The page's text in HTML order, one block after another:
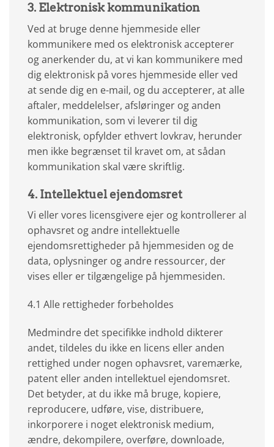
3. Elektronisk kommunikation
Ved at bruge denne hjemmeside eller
kommunikere med os elektronisk accepterer
og anerkender du, at vi kan kommunikere med
dig elektronisk på vores hjemmeside eller ved
at sende dig en e-mail, og du accepterer, at alle
aftaler, meddelelser, afsløringer og anden
kommunikation, som vi leverer til dig
elektronisk, opfylder ethvert lovkrav, herunder
men ikke begrænset til kravet om, at sådan
kommunikation skal være skriftlig.
4. Intellektuel ejendomsret
Vi eller vores licensgivere ejer og kontrollerer al
ophavsret og andre intellektuelle
ejendomsrettigheder på hjemmesiden og de
data, oplysninger og andre ressourcer, der
vises eller er tilgængelige på hjemmesiden.
4.1 Alle rettigheder forbeholdes
Medmindre det specifikke indhold dikterer
andet, tildeles du ikke en licens eller anden
rettighed under nogen ophavsret, varemærke,
patent eller anden intellektuel ejendomsret.
Det betyder, at du ikke må bruge, kopiere,
reproducere, udføre, vise, distribuere,
inkorporere i noget elektronisk medium,
ændre, dekompilere, overføre, downloade,